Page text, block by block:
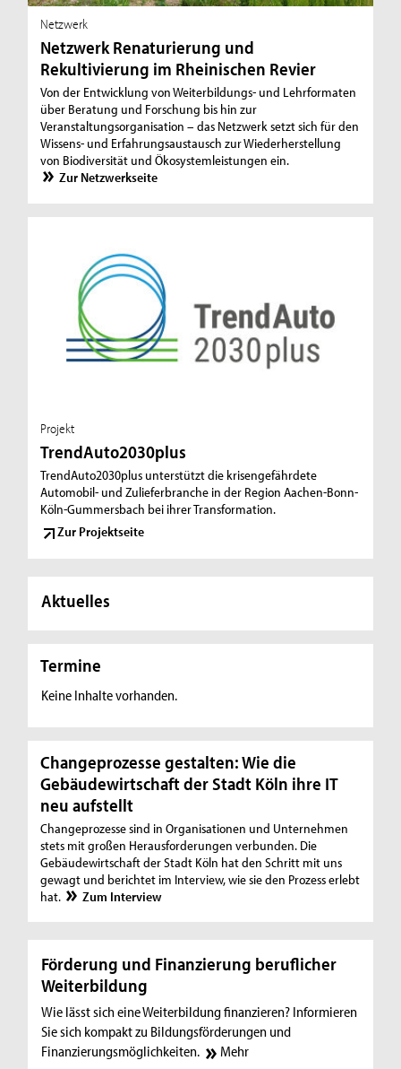
Netzwerk
Netzwerk Renaturierung und
Rekultivierung im Rheinischen Revier
Von der Entwicklung von Weiterbildungs- und Lehrformaten
über Beratung und Forschung bis hin zur
Veranstaltungsorganisation – das Netzwerk setzt sich für den
Wissens- und Erfahrungsaustausch zur Wiederherstellung
von Biodiversität und Ökosystemleistungen ein.
Zur Netzwerkseite
Projekt
TrendAuto2030plus
TrendAuto2030plus unterstützt die krisengefährdete
Automobil- und Zulieferbranche in der Region Aachen-Bonn-
Köln-Gummersbach bei ihrer Transformation.
Zur Projektseite
Aktuelles
Termine
Keine Inhalte vorhanden.
Changeprozesse gestalten: Wie die
Gebäudewirtschaft der Stadt Köln ihre IT
neu aufstellt
Changeprozesse sind in Organisationen und Unternehmen
stets mit großen Herausforderungen verbunden. Die
Gebäudewirtschaft der Stadt Köln hat den Schritt mit uns
gewagt und berichtet im Interview, wie sie den Prozess erlebt
hat.
Zum Interview
Förderung und Finanzierung beruflicher
Weiterbildung
Wie lässt sich eine Weiterbildung finanzieren? Informieren
Sie sich kompakt zu Bildungsförderungen und
Finanzierungsmöglichkeiten.
Mehr